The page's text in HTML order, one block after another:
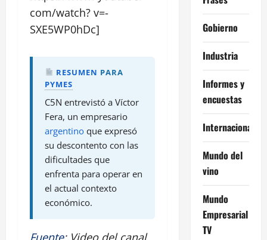
com/watch? v=-
SXE5WP0hDc]
RESUMEN PARA
PYMES
C5N entrevistó a Víctor
Fera, un empresario
argentino que expresó
su descontento con las
dificultades que
enfrenta para operar en
el actual contexto
económico.
Fuente: Video del canal
Gobierno
Industria
Informes y
encuestas
Internacional
Mundo del
vino
Mundo
Empresarial
TV